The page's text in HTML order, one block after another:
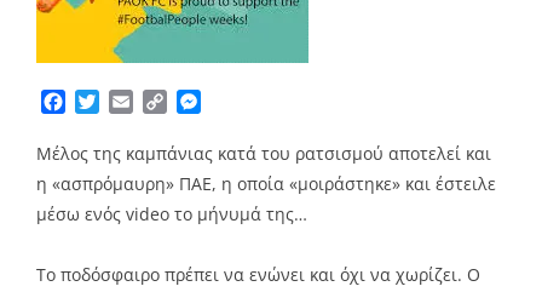
Facebook
TwitterEmailCopy
Μέλος της καμπάνιας κατά του ρατσισμού αποτελεί και
η «ασπρόμαυρη» ΠΑΕ, η οποία «μοιράστηκε» και έστειλε
μέσω ενός video το μήνυμά της…
Το ποδόσφαιρο πρέπει να ενώνει και όχι να χωρίζει. Ο